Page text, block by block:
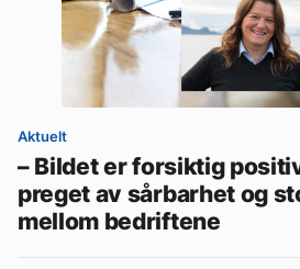
Aktuelt
– Bildet er forsiktig
preget av sårbarhet og
mellom bedriftene